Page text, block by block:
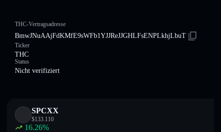
THC-Vertragsadresse
BmwJNuAAjFdKMfE9sWFb1YJJReJJGHLFsENPLkhjLbuT
Ticker
THC
Status
Nicht verifiziert
SPCXX
$133.110
16.26%